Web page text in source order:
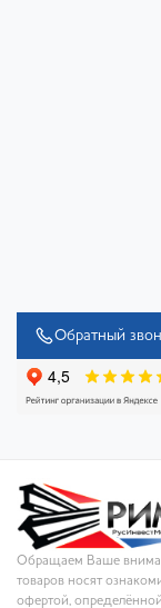
Обратный
Обращаем Ваше
товаров носят
офертой,